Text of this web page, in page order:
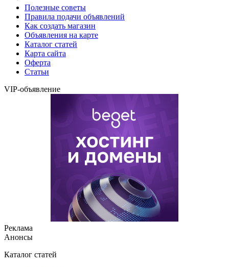
Полезные советы
Правила подачи объявлений
Как создать магазин
Объявления на карте
Каталог статей
Карта сайта
Оферта
Статьи
VIP-объявление
Реклама
Анонсы
Каталог статей